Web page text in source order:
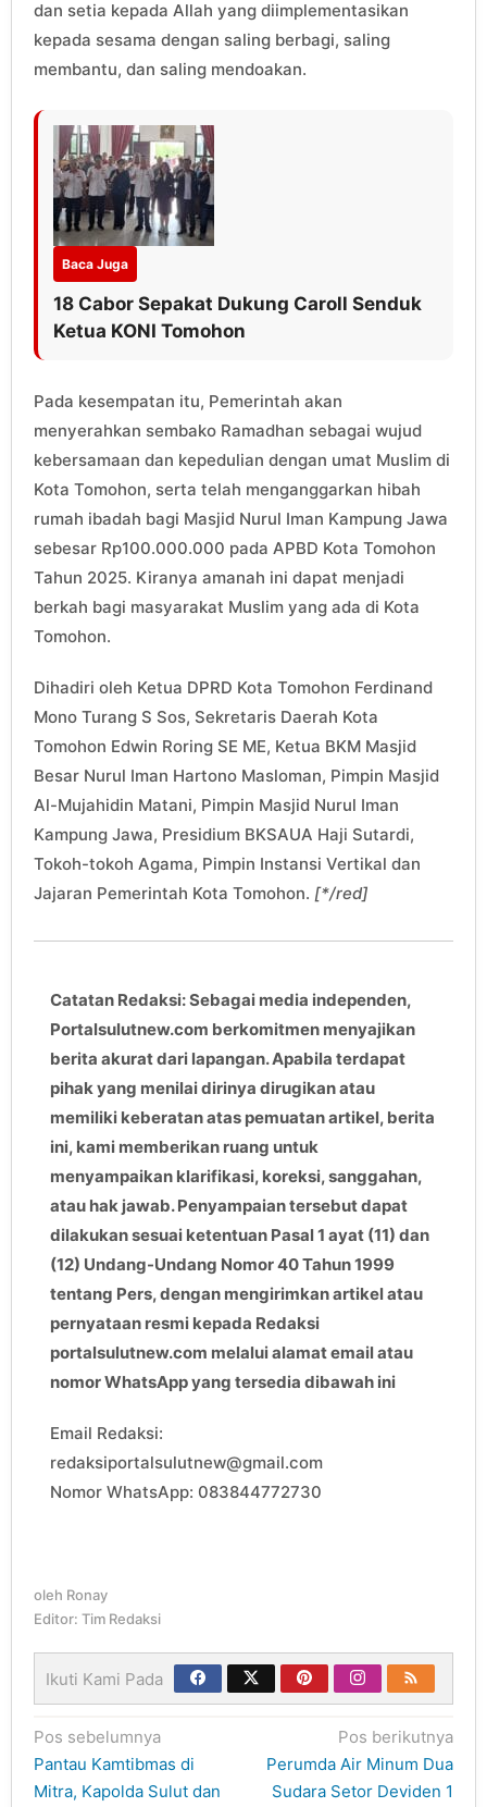
dan setia kepada Allah yang diimplementasikan
kepada sesama dengan saling berbagi, saling
membantu, dan saling mendoakan.
Baca Juga
18 Cabor Sepakat Dukung Caroll Senduk
Ketua KONI Tomohon
Pada kesempatan itu, Pemerintah akan
menyerahkan sembako Ramadhan sebagai wujud
kebersamaan dan kepedulian dengan umat Muslim di
Kota Tomohon, serta telah menganggarkan hibah
rumah ibadah bagi Masjid Nurul Iman Kampung Jawa
sebesar Rp100.000.000 pada APBD Kota Tomohon
Tahun 2025. Kiranya amanah ini dapat menjadi
berkah bagi masyarakat Muslim yang ada di Kota
Tomohon.
Dihadiri oleh Ketua DPRD Kota Tomohon Ferdinand
Mono Turang S Sos, Sekretaris Daerah Kota
Tomohon Edwin Roring SE ME, Ketua BKM Masjid
Besar Nurul Iman Hartono Masloman, Pimpin Masjid
Al-Mujahidin Matani, Pimpin Masjid Nurul Iman
Kampung Jawa, Presidium BKSAUA Haji Sutardi,
Tokoh-tokoh Agama, Pimpin Instansi Vertikal dan
Jajaran Pemerintah Kota Tomohon. [*/red]
Catatan Redaksi: Sebagai media independen,
Portalsulutnew.com berkomitmen menyajikan
berita akurat dari lapangan. Apabila terdapat
pihak yang menilai dirinya dirugikan atau
memiliki keberatan atas pemuatan artikel, berita
ini, kami memberikan ruang untuk
menyampaikan klarifikasi, koreksi, sanggahan,
atau hak jawab. Penyampaian tersebut dapat
dilakukan sesuai ketentuan Pasal 1 ayat (11) dan
(12) Undang-Undang Nomor 40 Tahun 1999
tentang Pers, dengan mengirimkan artikel atau
pernyataan resmi kepada Redaksi
portalsulutnew.com melalui alamat email atau
nomor WhatsApp yang tersedia dibawah ini
Email Redaksi:
redaksiportalsulutnew@gmail.com
Nomor WhatsApp: 083844772730
oleh Ronay
Editor: Tim Redaksi
Ikuti Kami Pada
Navigasi
pos
Pos sebelumnya
Pantau Kamtibmas di
Mitra, Kapolda Sulut dan
Pos berikutnya
Perumda Air Minum Dua
Sudara Setor Deviden 1